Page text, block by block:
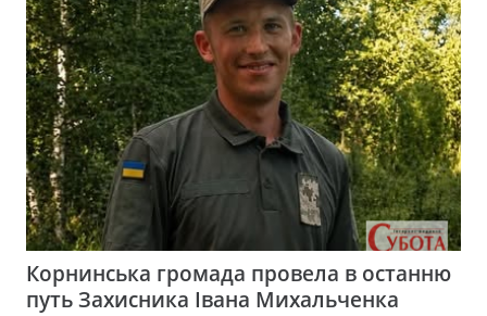
Корнинська громада провела в останню
путь Захисника Івана Михальченка